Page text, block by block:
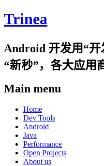
Trinea
Android 开发用“开
“新秒”，各大应用
Main menu
Skip
content
Home
Dev Tools
Android
Java
Performance
Open Projects
About us